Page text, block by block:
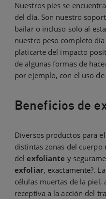
Nuestros pies se
del día. Son nuestro
bailar o incluso solo al
nuestro peso completo
platicarte del impacto
de algunas formas de
por ejemplo, con el uso de
Beneficios de
Diversos productos para
distintas zonas del cuerpo
delexfoliante y
exfoliar, exactamente?.
células muertas de la piel,
receptiva a la acción del